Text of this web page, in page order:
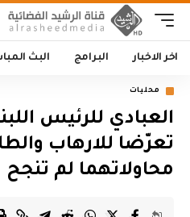
اخر الاخبار البرامج البث
محليات
العبادي للرئيس
تعرّضا للارهاب
محاولاتهما لم تنجح